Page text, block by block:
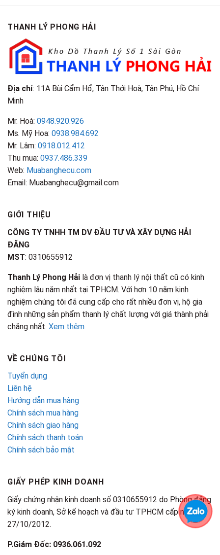
Điểm
Nhận
Biết
THANH LÝ PHONG HẢI
Địa chỉ: 11A Bùi Cẩm Hổ, Tân Thới Hoà, Tân Phú, Hồ Chí
Minh
Mr. Hoà: 0948.920.926
Ms. Mỹ Hoa: 0938.984.692
Mr. Lâm: 0918.012.412
Thu mua: 0937.486.339
Web: Muabanghecu.com
Email: Muabanghecu@gmail.com
GIỚI THIỆU
CÔNG TY TNHH TM DV ĐẦU TƯ VÀ XÂY DỰNG HẢI
ĐĂNG
MST: 0310655912
Thanh Lý Phong Hải là đơn vị thanh lý nội thất cũ có kinh
nghiệm lâu năm nhất tại TPHCM. Với hơn 10 năm kinh
nghiệm chúng tôi đã cung cấp cho rất nhiều đơn vị, hộ gia
đình những sản phẩm thanh lý chất lượng với giá thành phải
chăng nhất. Xem thêm
VỀ CHÚNG TÔI
Tuyển dụng
Liên hệ
Hướng dẫn mua hàng
Chính sách mua hàng
Chính sách giao hàng
Chính sách thanh toán
Chính sách bảo mật
GIẤY PHÉP KINH DOANH
Giấy chứng nhận kinh doanh số 0310655912 do Phòng đăng
ký kinh doanh, Sở kế hoạch và đầu tư TPHCM cấp ngày
27/10/2012.
P.Giám Đốc: 0936.061.092